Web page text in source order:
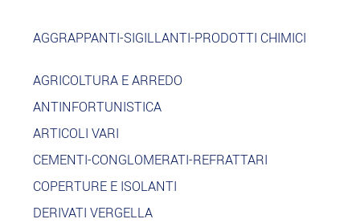
AGGRAPPANTI-SIGILLANTI-PRODOTTI CHIMICI
AGRICOLTURA E ARREDO
ANTINFORTUNISTICA
ARTICOLI VARI
CEMENTI-CONGLOMERATI-REFRATTARI
COPERTURE E ISOLANTI
DERIVATI VERGELLA